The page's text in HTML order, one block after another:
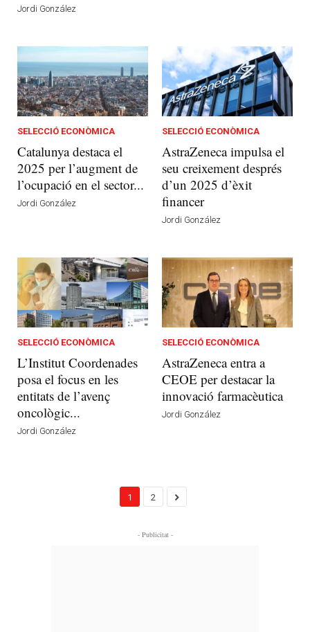
Jordi González
SELECCIÓ ECONÒMICA
Catalunya destaca el
2025 per l’augment de
l’ocupació en el sector...
Jordi González
SELECCIÓ ECONÒMICA
AstraZeneca impulsa el
seu creixement després
d’un 2025 d’èxit
financer
Jordi González
SELECCIÓ ECONÒMICA
L’Institut Coordenades
posa el focus en les
entitats de l’avenç
oncològic...
Jordi González
SELECCIÓ ECONÒMICA
AstraZeneca entra a
CEOE per destacar la
innovació farmacèutica
Jordi González
1 2
- Publicitat -